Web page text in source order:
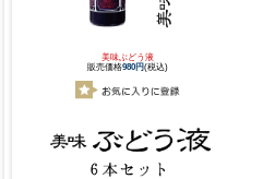
美味ぶどう液
販売価格980円(税込)